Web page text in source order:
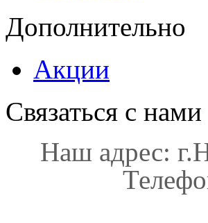
Дополнительно
Акции
Связаться с нами
Наш адрес: